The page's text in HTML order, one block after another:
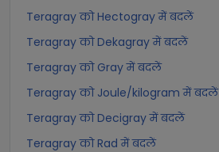
Teragray को Hectogray में बदलें
Teragray को Dekagray में बदलें
Teragray को Gray में बदलें
Teragray को Joule/kilogram में बदलें
Teragray को Decigray में बदलें
Teragray को Rad में बदलें